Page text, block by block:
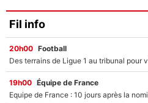
Fil info
20h00 Football
19h00 Équipe de France